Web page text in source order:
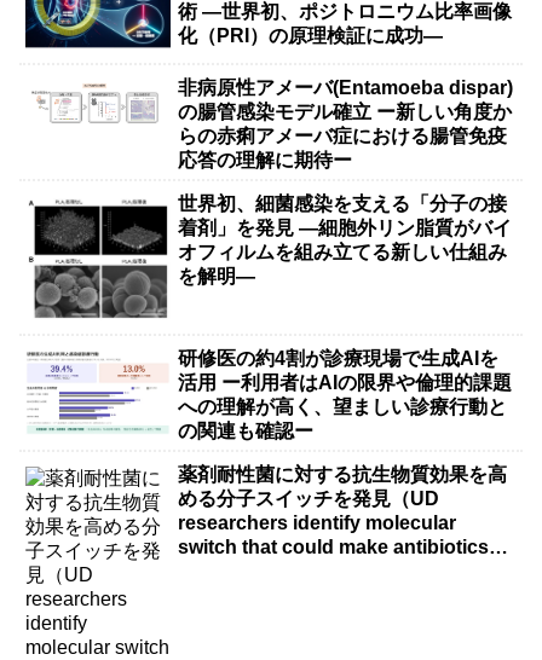
術 ―世界初、ポジトロニウム比率画像
化（PRI）の原理検証に成功―
非病原性アメーバ(Entamoeba dispar)
の腸管感染モデル確立 ー新しい角度か
らの赤痢アメーバ症における腸管免疫
応答の理解に期待ー
世界初、細菌感染を支える「分子の接
着剤」を発見 ―細胞外リン脂質がバイ
オフィルムを組み立てる新しい仕組み
を解明―
研修医の約4割が診療現場で生成AIを
活用 ー利用者はAIの限界や倫理的課題
への理解が高く、望ましい診療行動と
の関連も確認ー
薬剤耐性菌に対する抗生物質効果を高
める分子スイッチを発見（UD
researchers identify molecular
switch that could make antibiotics